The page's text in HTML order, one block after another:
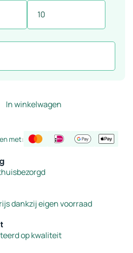
In winkelwagen
met:
dankzij eigen voorraad
op kwaliteit